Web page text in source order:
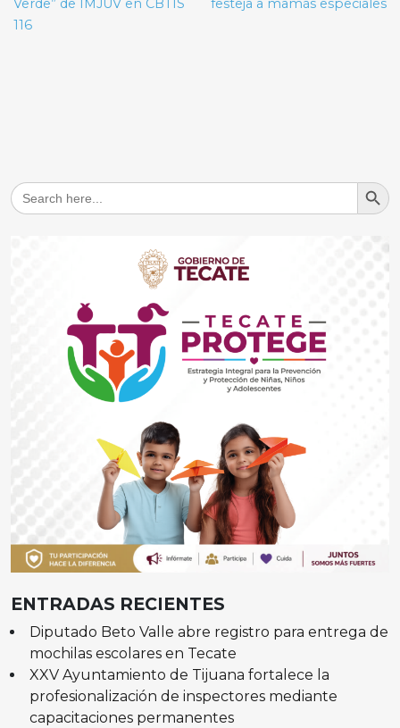
entradas
Verde” de IMJUV en CBTIS
116
festeja a mamás especiales
Search
for:
Search
ENTRADAS RECIENTES
Diputado Beto Valle abre registro para entrega de
mochilas escolares en Tecate
XXV Ayuntamiento de Tijuana fortalece la
profesionalización de inspectores mediante
capacitaciones permanentes